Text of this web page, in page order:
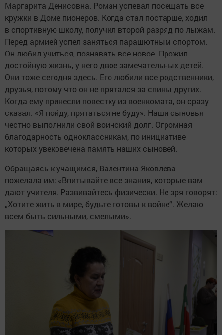
Маргарита Денисовна. Роман успевал посещать все
кружки в Доме пионеров. Когда стал постарше, ходил
в спортивную школу, получил второй разряд по лыжам.
Перед армией успел заняться парашютным спортом.
Он любил учиться, познавать все новое. Прожил
достойную жизнь, у него двое замечательных детей.
Они тоже сегодня здесь. Его любили все родственники,
друзья, потому что он не прятался за спины других.
Когда ему принесли повестку из военкомата, он сразу
сказал: «Я пойду, прятаться не буду». Наши сыновья
честно выполнили свой воинский долг. Огромная
благодарность одноклассникам, по инициативе
которых увековечена память наших сыновей.
Обращаясь к учащимся, Валентина Яковлева
пожелала им: «Впитывайте все знания, которые вам
дают учителя. Развивайтесь физически. Не зря говорят:
„Хотите жить в мире, будьте готовы к войне“. Желаю
всем быть сильными, смелыми».